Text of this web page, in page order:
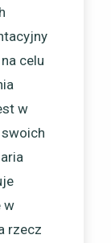
celu
w
w
rzecz